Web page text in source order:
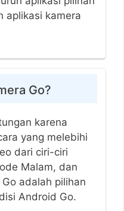
aplikasi kamera
Go?
karena
yang melebihi
dari ciri-ciri
Malam, dan
adalah pilihan
Android Go.